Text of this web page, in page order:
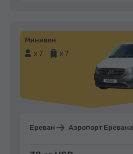
Минивен
x 7
x 7
Ереван Аэропорт Еревана